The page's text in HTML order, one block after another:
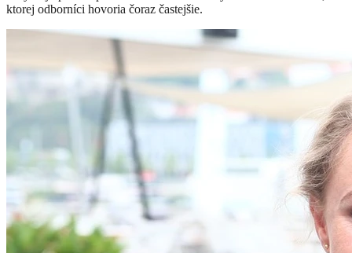
ktorej odborníci hovoria čoraz častejšie.